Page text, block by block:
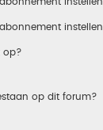
op?
op dit forum?